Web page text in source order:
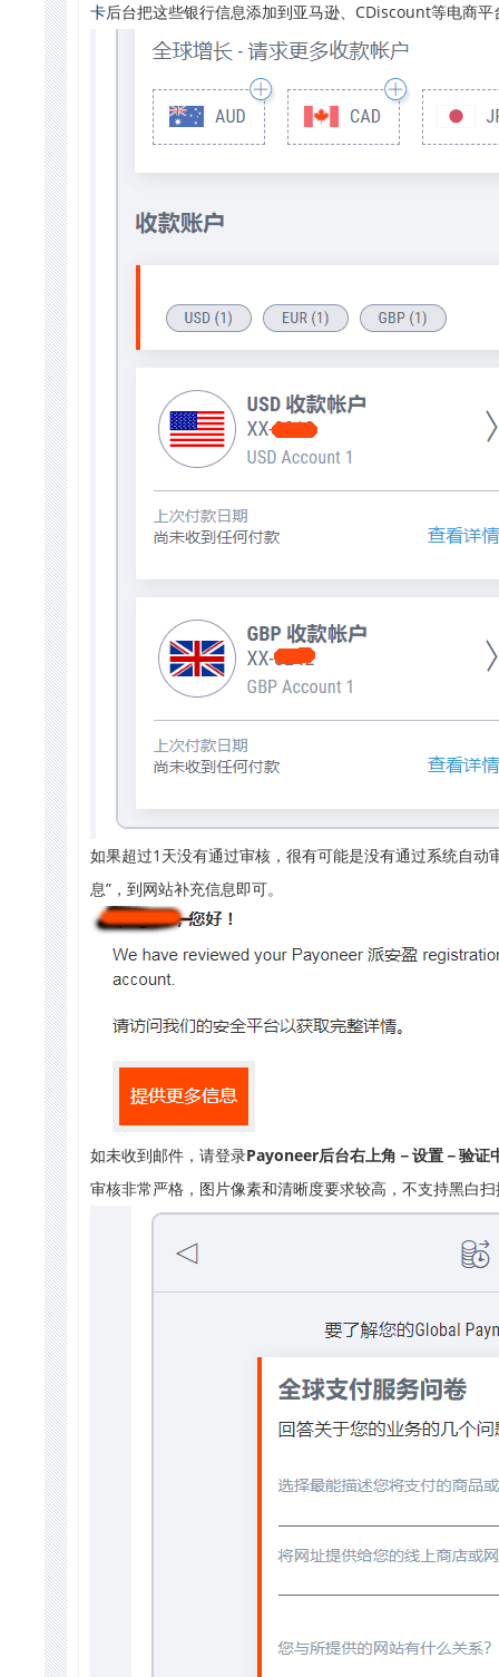
卡后台把这些银行信息添加到亚马逊、CDiscount等电商
如果超过1天没有通过审核，很有可能是没有通过系统自
息”，到网站补充信息即可。
如未收到邮件，请登录Payoneer后台右上角－设置－验证
审核非常严格，图片像素和清晰度要求较高，不支持黑白